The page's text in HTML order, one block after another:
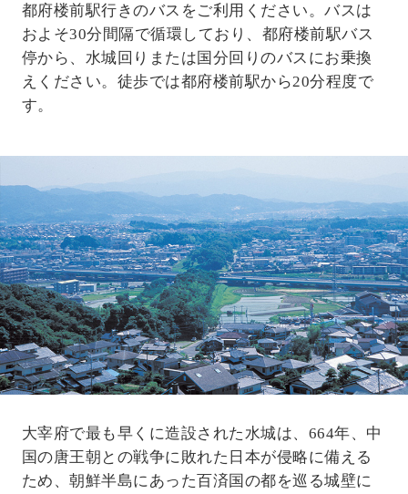
都府楼前駅行きのバスをご利用ください。バスは
およそ30分間隔で循環しており、都府楼前駅バス
停から、水城回りまたは国分回りのバスにお乗換
えください。徒歩では都府楼前駅から20分程度で
す。
大宰府で最も早くに造設された水城は、664年、中
国の唐王朝との戦争に敗れた日本が侵略に備える
ため、朝鮮半島にあった百済国の都を巡る城壁に